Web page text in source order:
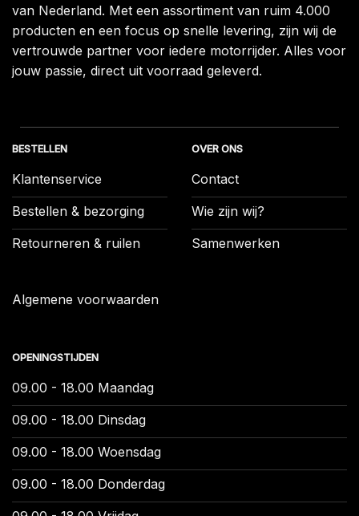
van Nederland. Met een assortiment van ruim 4.000
producten en een focus op snelle levering, zijn wij de
vertrouwde partner voor iedere motorrijder. Alles voor
jouw passie, direct uit voorraad geleverd.
BESTELLEN
Klantenservice
Bestellen & bezorging
Retourneren & ruilen
Algemene voorwaarden
OVER ONS
Contact
Wie zijn wij?
Samenwerken
OPENINGSTIJDEN
09.00 - 18.00 Maandag
09.00 - 18.00 Dinsdag
09.00 - 18.00 Woensdag
09.00 - 18.00 Donderdag